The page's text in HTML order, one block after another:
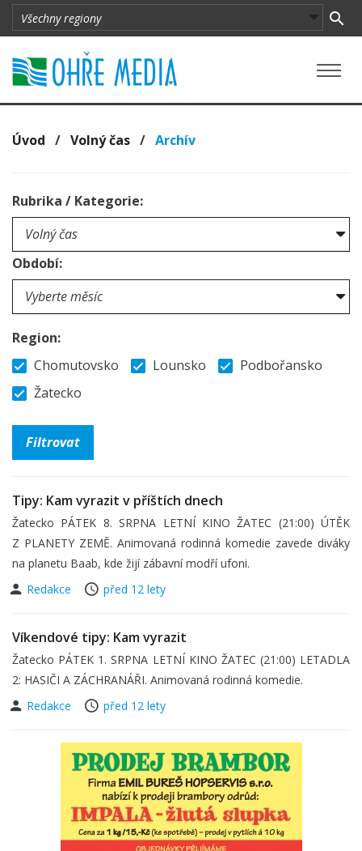
Úvod / Volný čas / Archív
Rubrika / Kategorie:
Období:
Region:
Chomutovsko
Lounsko
Podbořansko
Žatecko
Tipy: Kam vyrazit v příštích dnech
Žatecko PÁTEK 8. SRPNA LETNÍ KINO ŽATEC (21:00) ÚTĚK
Z PLANETY ZEMĚ. Animovaná rodinná komedie zavede diváky
na planetu Baab, kde žijí zábavní modří ufoni.
Redakce
před 12 lety
Víkendové tipy: Kam vyrazit
Žatecko PÁTEK 1. SRPNA LETNÍ KINO ŽATEC (21:00) LETADLA
2: HASIČI A ZÁCHRANÁŘI. Animovaná rodinná komedie.
Redakce
před 12 lety